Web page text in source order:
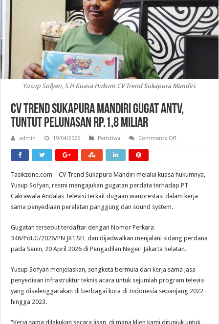
Yusup Sofyan, S.H Kuasa Hukum CV Trend Sukapura Mandiri.
CV Trend Sukapura Mandiri Gugat ANTV,
Tuntut Pelunasan Rp.1,8 Miliar
admin 19/04/2026 Peristiwa Comments Offon
ANTV,
Tuntut
Pelunasan
Rp.1,8
Tasikzone.com – CV Trend Sukapura Mandiri melalui kuasa hukumnya,
Yusup Sofyan, resmi mengajukan gugatan perdata terhadap PT
Cakrawala Andalas Televisi terkait dugaan wanprestasi dalam kerja
sama penyediaan peralatan panggung dan sound system.
Gugatan tersebut terdaftar dengan Nomor Perkara
346/Pdt.G/2026/PN JKT.SEL dan dijadwalkan menjalani sidang perdana
pada Senin, 20 April 2026 di Pengadilan Negeri Jakarta Selatan.
Yusup Sofyan menjelaskan, sengketa bermula dari kerja sama jasa
penyediaan infrastruktur teknis acara untuk sejumlah program televisi
yang diselenggarakan di berbagai kota di Indonesia sepanjang 2022
hingga 2023.
“Kerja sama dilakukan secara lisan, di mana klien kami ditunjuk untuk